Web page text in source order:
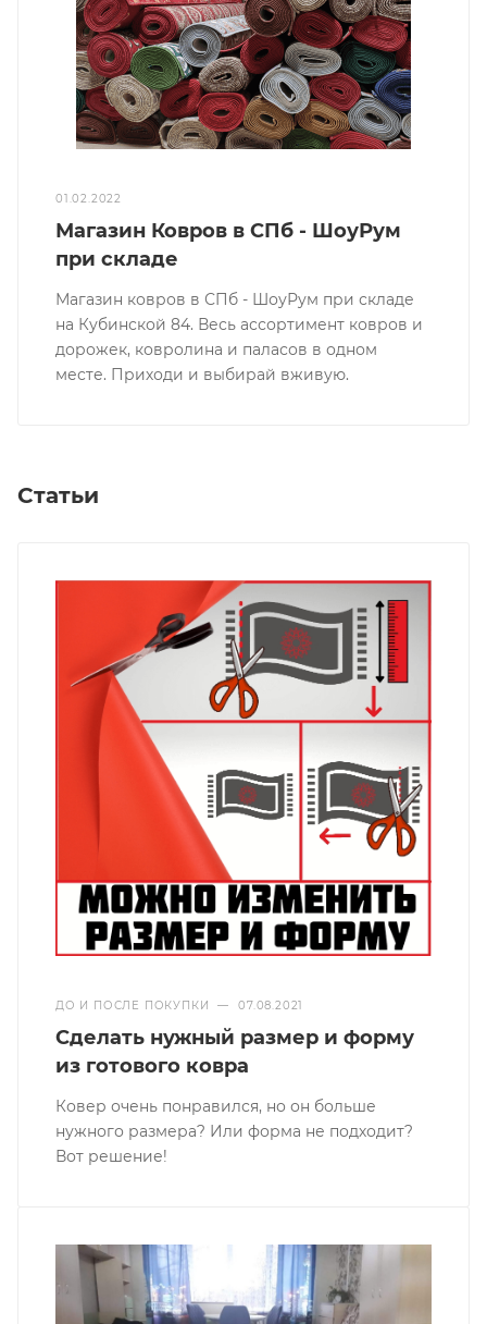
01.02.2022
Магазин Ковров в СПб - ШоуРум
при складе
Магазин ковров в СПб - ШоуРум при складе
на Кубинской 84. Весь ассортимент ковров и
дорожек, ковролина и паласов в одном
месте. Приходи и выбирай вживую.
Статьи
ДО И ПОСЛЕ ПОКУПКИ — 07.08.2021
Сделать нужный размер и форму
из готового ковра
Ковер очень понравился, но он больше
нужного размера? Или форма не подходит?
Вот решение!